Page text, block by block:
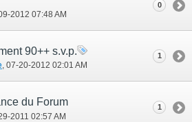
09-2012 07:48 AM
0
90++ s.v.p.
‎, 07-20-2012 02:01 AM
1
du Forum
2011 02:57 AM
1